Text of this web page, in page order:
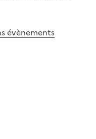
évènements